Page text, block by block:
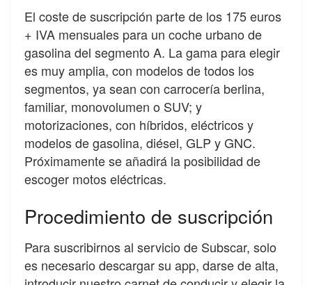
El coste de suscripción parte de los 175 euros
+ IVA mensuales para un coche urbano de
gasolina del segmento A. La gama para elegir
es muy amplia, con modelos de todos los
segmentos, ya sean con carrocería berlina,
familiar, monovolumen o SUV; y
motorizaciones, con híbridos, eléctricos y
modelos de gasolina, diésel, GLP y GNC.
Próximamente se añadirá la posibilidad de
escoger motos eléctricas.
Procedimiento de suscripción
Para suscribirnos al servicio de Subscar, solo
es necesario descargar su app, darse de alta,